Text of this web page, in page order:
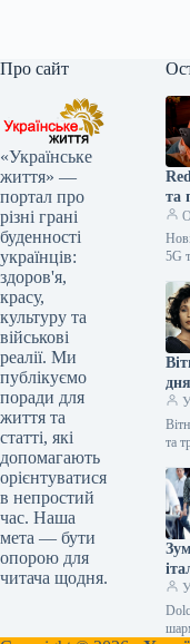
Про сайт
«Українське
життя» —
портал про
різні грані
буденності
українців:
здоров'я,
красу,
культуру та
військові
реалії. Ми
публікуємо
поради для
життя та
статті, які
допомагають
орієнтуватися
в непростий
час. Наша
мета — бути
опорою для
читача щодня.
та
5G
та